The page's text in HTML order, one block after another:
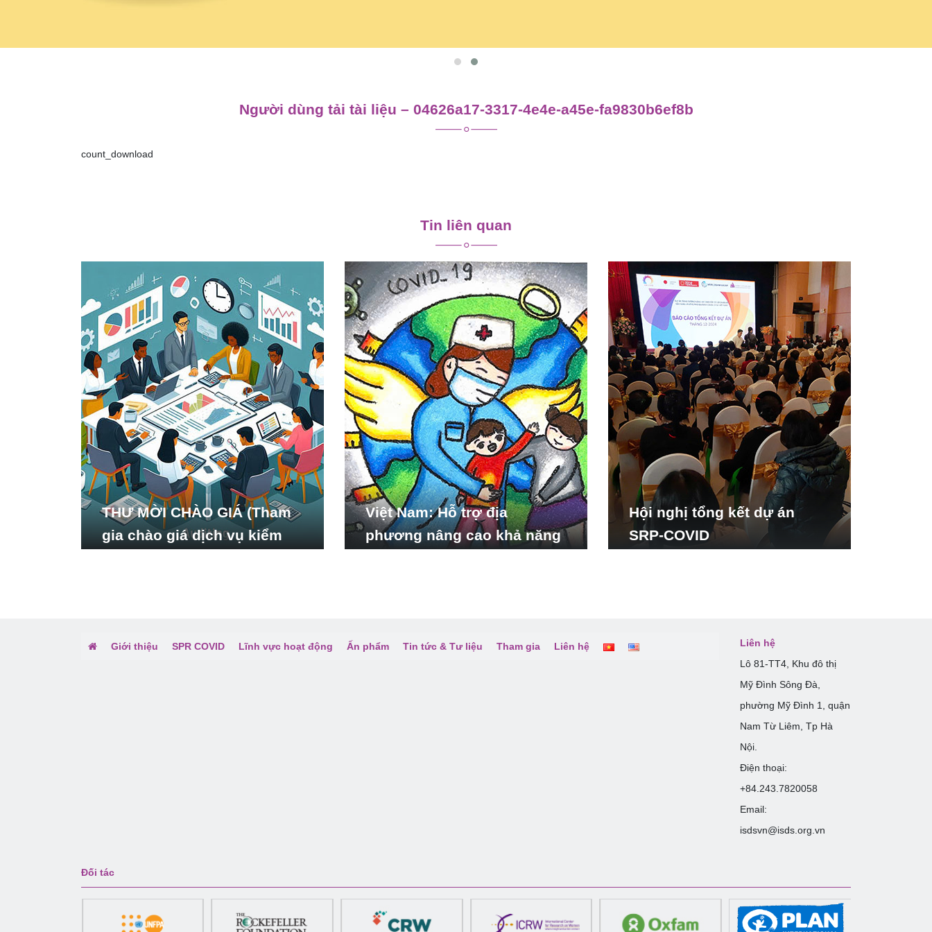
Người dùng tải tài liệu – 04626a17-3317-4e4e-a45e-fa9830b6ef8b
count_download
viết
Tin liên quan
THƯ MỜI CHÀO GIÁ (Tham
gia chào giá dịch vụ kiểm
Việt Nam: Hỗ trợ địa
phương nâng cao khả năng
Hội nghị tổng kết dự án
SRP-COVID
Giới thiệu SPR COVID Lĩnh vực hoạt động Ấn phẩm Tin tức & Tư liệu Tham gia Liên hệ
Liên hệ
Lô 81-TT4, Khu đô thị
Mỹ Đình Sông Đà,
phường Mỹ Đình 1, quận
Nam Từ Liêm, Tp Hà
Nội.
Điện thoại:
+84.243.7820058
Email:
isdsvn@isds.org.vn
Đối tác